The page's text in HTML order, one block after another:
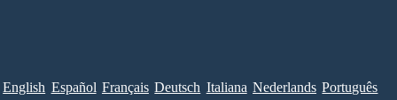
English Español Français Deutsch Italiana Nederlands Português